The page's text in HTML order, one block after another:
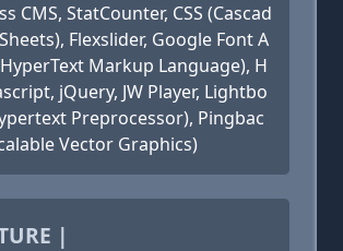
CMS, StatCounter, CSS (Cascad
Flexslider, Google Font A
Markup Language), H
jQuery, JW Player, Lightbo
Preprocessor), Pingbac
Vector Graphics)
|